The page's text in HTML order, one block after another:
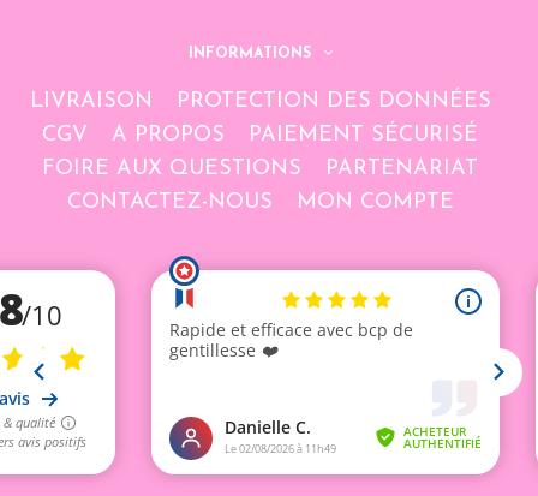
INFORMATIONS
LIVRAISON
PROTECTION DES DONNÉES
CGV
A PROPOS
PAIEMENT SÉCURISÉ
FOIRE AUX QUESTIONS
PARTENARIAT
CONTACTEZ-NOUS
MON COMPTE